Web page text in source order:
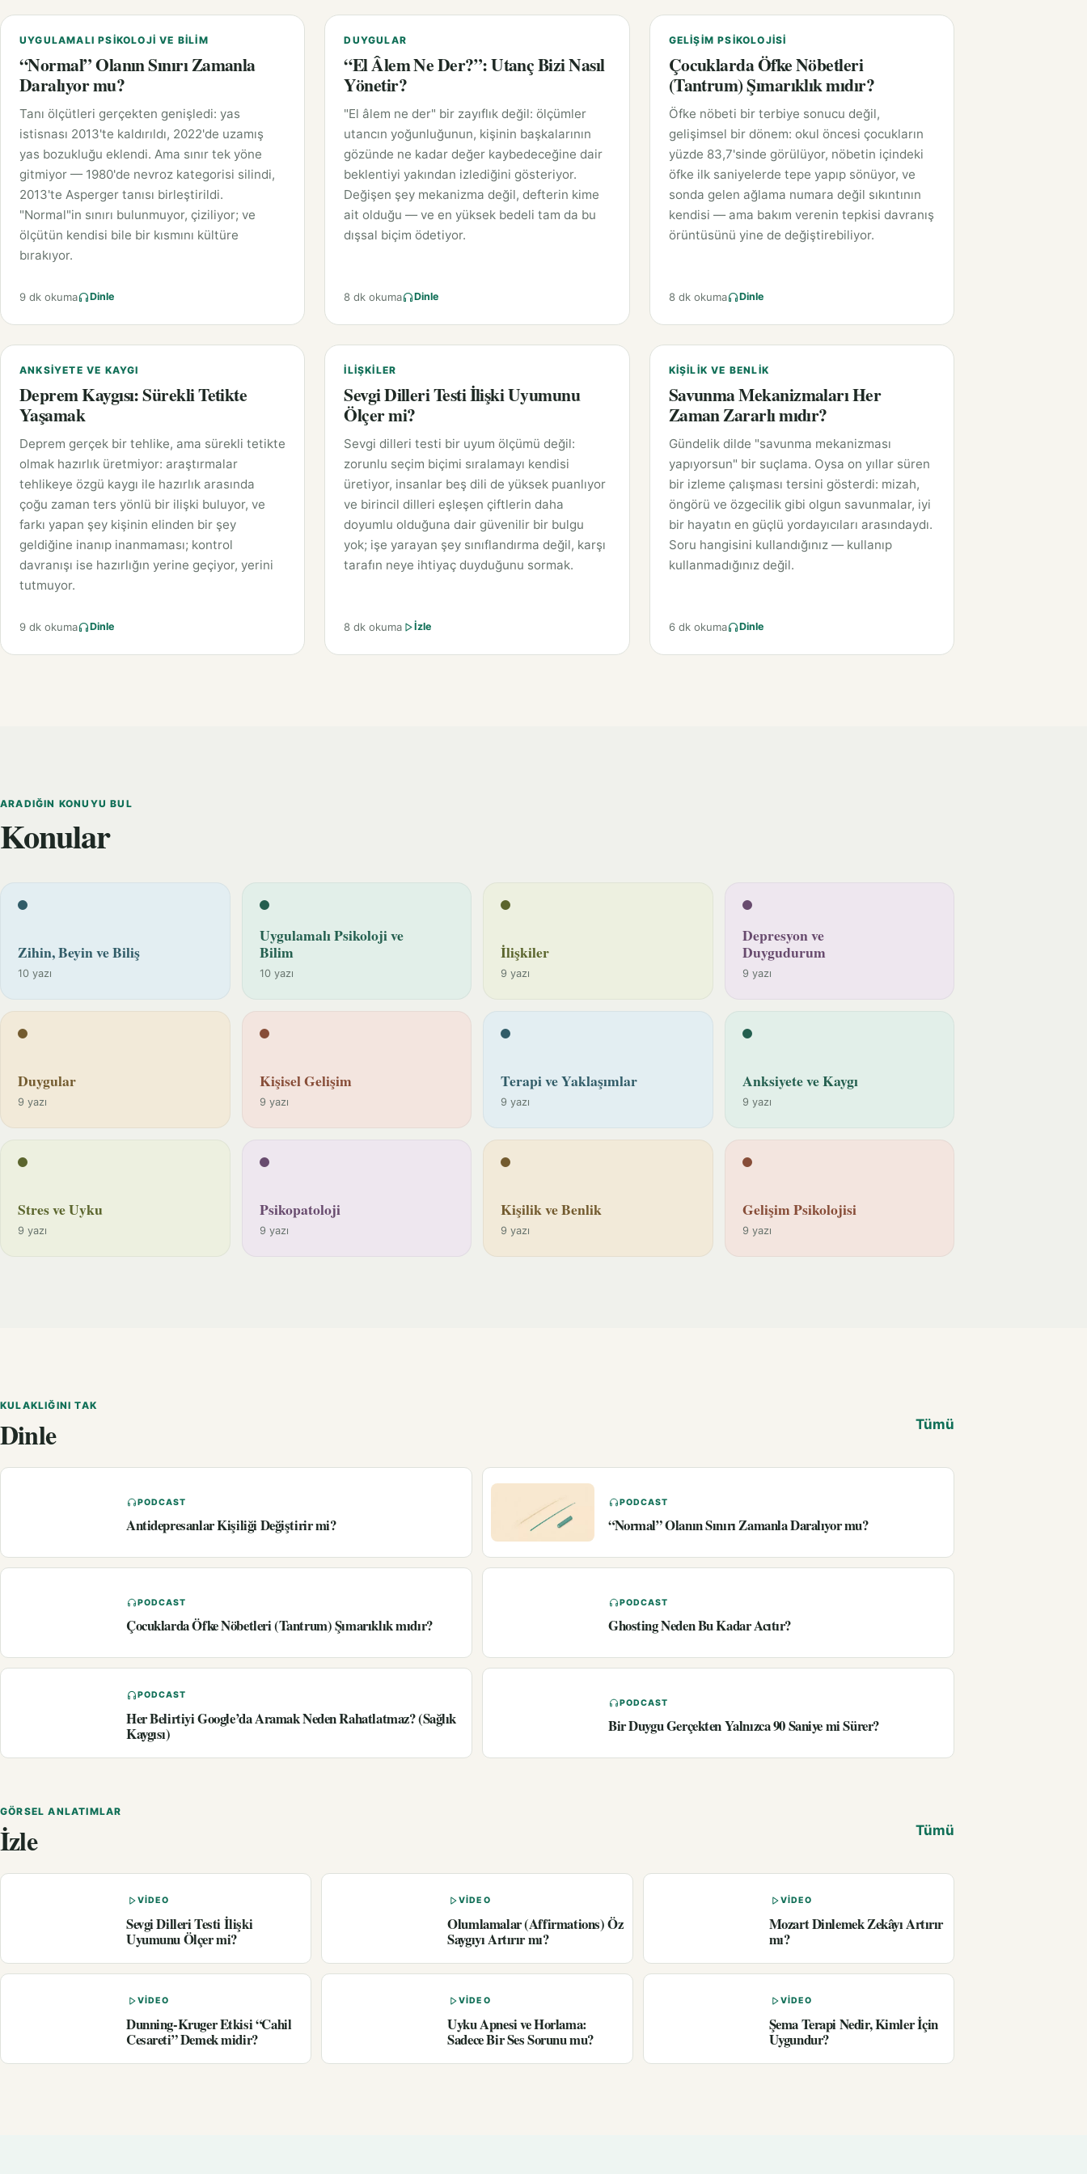
UYGULAMALI PSIKOLOJI VE BILIM
“Normal” Olanın Sınırı Zamanla
Daralıyor mu?
Tanı ölçütleri gerçekten genişledi: yas
istisnası 2013'te kaldırıldı, 2022'de uzamış
yas bozukluğu eklendi. Ama sınır tek yöne
gitmiyor — 1980'de nevroz kategorisi silindi,
2013'te Asperger tanısı birleştirildi.
"Normal"in sınırı bulunmuyor, çiziliyor; ve
ölçütün kendisi bile bir kısmını kültüre
bırakıyor.
9 dk okuma Dinle
DUYGULAR
“El Âlem Ne Der?”: Utanç Bizi Nasıl
Yönetir?
"El âlem ne der" bir zayıflık değil: ölçümler
utancın yoğunluğunun, kişinin başkalarının
gözünde ne kadar değer kaybedeceğine dair
beklentiyi yakından izlediğini gösteriyor.
Değişen şey mekanizma değil, defterin kime
ait olduğu — ve en yüksek bedeli tam da bu
dışsal biçim ödetiyor.
8 dk okuma Dinle
GELIŞIM PSIKOLOJISI
Çocuklarda Öfke Nöbetleri
(Tantrum) Şımarıklık mıdır?
Öfke nöbeti bir terbiye sonucu değil,
gelişimsel bir dönem: okul öncesi çocukların
yüzde 83,7'sinde görülüyor, nöbetin içindeki
öfke ilk saniyelerde tepe yapıp sönüyor, ve
sonda gelen ağlama numara değil sıkıntının
kendisi — ama bakım verenin tepkisi davranış
örüntüsünü yine de değiştirebiliyor.
8 dk okuma Dinle
ANKSIYETE VE KAYGI
Deprem Kaygısı: Sürekli Tetikte
Yaşamak
Deprem gerçek bir tehlike, ama sürekli tetikte
olmak hazırlık üretmiyor: araştırmalar
tehlikeye özgü kaygı ile hazırlık arasında
çoğu zaman ters yönlü bir ilişki buluyor, ve
farkı yapan şey kişinin elinden bir şey
geldiğine inanıp inanmaması; kontrol
davranışı ise hazırlığın yerine geçiyor, yerini
tutmuyor.
9 dk okuma Dinle
İLIŞKILER
Sevgi Dilleri Testi İlişki Uyumunu
Ölçer mi?
Sevgi dilleri testi bir uyum ölçümü değil:
zorunlu seçim biçimi sıralamayı kendisi
üretiyor, insanlar beş dili de yüksek puanlıyor
ve birincil dilleri eşleşen çiftlerin daha
doyumlu olduğuna dair güvenilir bir bulgu
yok; işe yarayan şey sınıflandırma değil, karşı
tarafın neye ihtiyaç duyduğunu sormak.
8 dk okuma İzle
KIŞILIK VE BENLIK
Savunma Mekanizmaları Her
Zaman Zararlı mıdır?
Gündelik dilde "savunma mekanizması
yapıyorsun" bir suçlama. Oysa on yıllar süren
bir izleme çalışması tersini gösterdi: mizah,
öngörü ve özgecilik gibi olgun savunmalar, iyi
bir hayatın en güçlü yordayıcıları arasındaydı.
Soru hangisini kullandığınız — kullanıp
kullanmadığınız değil.
6 dk okuma Dinle
ARADIĞIN KONUYU BUL
Konular
Zihin, Beyin ve Biliş
10 yazı
Uygulamalı Psikoloji ve
Bilim
10 yazı
İlişkiler
9 yazı
Depresyon ve
Duygudurum
9 yazı
Duygular
9 yazı
Kişisel Gelişim
9 yazı
Terapi ve Yaklaşımlar
9 yazı
Anksiyete ve Kaygı
9 yazı
Stres ve Uyku
9 yazı
Psikopatoloji
9 yazı
Kişilik ve Benlik
9 yazı
Gelişim Psikolojisi
9 yazı
KULAKLIĞINI TAK
Dinle Tümü
PODCAST
Antidepresanlar Kişiliği Değiştirir mi?
PODCAST
“Normal” Olanın Sınırı Zamanla Daralıyor mu?
PODCAST
Çocuklarda Öfke Nöbetleri (Tantrum) Şımarıklık mıdır?
PODCAST
Ghosting Neden Bu Kadar Acıtır?
PODCAST
Her Belirtiyi Google’da Aramak Neden Rahatlatmaz? (Sağlık
Kaygısı)
PODCAST
Bir Duygu Gerçekten Yalnızca 90 Saniye mi Sürer?
GÖRSEL ANLATIMLAR
İzle Tümü
VIDEO
Sevgi Dilleri Testi İlişki
Uyumunu Ölçer mi?
VIDEO
Olumlamalar (Affirmations) Öz
Saygıyı Artırır mı?
VIDEO
Mozart Dinlemek Zekâyı Artırır
mı?
VIDEO
Dunning-Kruger Etkisi “Cahil
Cesareti” Demek midir?
VIDEO
Uyku Apnesi ve Horlama:
Sadece Bir Ses Sorunu mu?
VIDEO
Şema Terapi Nedir, Kimler İçin
Uygundur?